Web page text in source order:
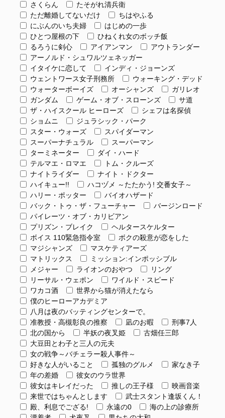
さくらん
たそがれ清兵衛
ただ離婚してないだけ
ちはやふる
にぶんのいち夫婦
はじめの一歩
ひとつ屋根の下
ひねくれ女のボッチ飯
るろうに剣心
アイアンマン
アウトランダー
アーノルド・シュワルツェネッガー
イタイケに恋して
インディ・ジョーンズ
ウェントワース女子刑務所
ウォーキング・デッド
ウォーターボーイズ
オーシャンズ
ガリレオ
ガンダム
ゲーム・オブ・スローンズ
サ道
ザ・ハイスクール ヒーローズ
シェフは名探偵
ショムニ
ジュラシック・パーク
スター・ウォーズ
スパイダーマン
スーパーナチュラル
スーパーマン
ターミネーター
ダイ・ハード
テルマエ・ロマエ
トム・クルーズ
ナイトライダー
ナイト・ドクター
ハイキュー!!
ハコヅメ ～たたかう! 交番女子～
ハリー・ポッター
バイオハザード
バック・トゥ・ザ・フューチャー
バージンロード
パイレーツ・オブ・カリビアン
プリズン・ブレイク
ヘルタースケルター
ボイス 110緊急指令室
ボクの殺意が恋をした
マジシャンズ
マスケティアーズ
マトリックス
ミッション:インポッシブル
メジャー
ライオンのおやつ
リング
リーサル・ウェポン
ワイルド・スピード
ワカコ酒
世界から猫が消えたなら
僕のヒーローアカデミア
八月は夜のバッティングセンターで。
准教授・高槻彰良の推察
凪のお暇
刑事7人
北の国から
半妖の夜叉姫
古畑任三郎
大豆田とわ子と三人の元夫
女の戦争～バチェラー殺人事件～
好きな人がいること
孤独のグルメ
家なき子
年の差婚
彼女のウラ世界
彼女はキレイだった
推しの王子様
映画音楽
来世ではちゃんとします
武士スタント逢坂くん！
殿、利息でござる!
永遠の0
海の上の診療所